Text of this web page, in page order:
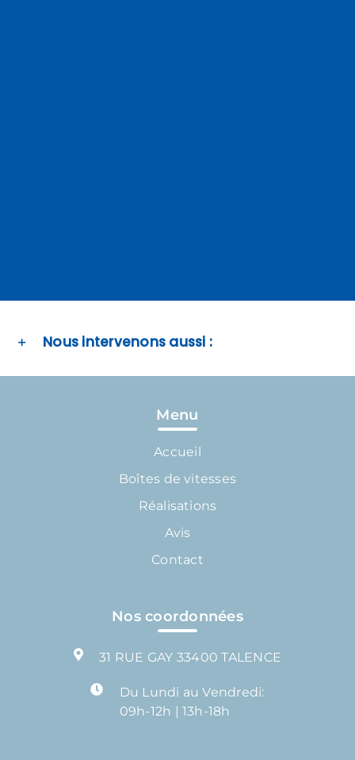
Nous intervenons aussi :
Menu
Accueil
Boîtes de vitesses
Réalisations
Avis
Contact
Nos coordonnées
31 RUE GAY 33400 TALENCE
Du Lundi au Vendredi:
09h-12h | 13h-18h